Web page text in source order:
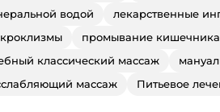
водой лекарственные
промывание кишечника
классический массаж
массаж Питьевое